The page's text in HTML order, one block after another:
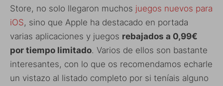
Store, no solo llegaron muchos juegos nuevos para
iOS, sino que Apple ha destacado en portada
varias aplicaciones y juegos rebajados a 0,99€
por tiempo limitado. Varios de ellos son bastante
interesantes, con lo que os recomendamos echarle
un vistazo al listado completo por si teníais alguno